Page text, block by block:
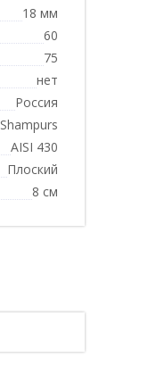
18 мм
60
75
нет
Россия
Shampurs
AISI 430
Плоский
8 см